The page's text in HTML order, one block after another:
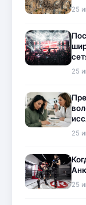
25
25
25
25